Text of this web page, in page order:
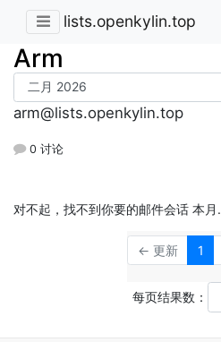
lists.openkylin.top
Arm
arm@lists.openkylin.top
0 讨论
对不起，找不到你要的邮件会话 本月.
← 更新 1
每页结果数：